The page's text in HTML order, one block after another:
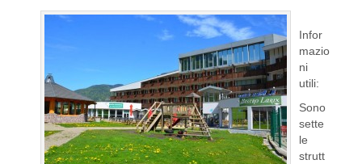
Infor
mazio
ni
utili:
Sono
sette
le
strutt